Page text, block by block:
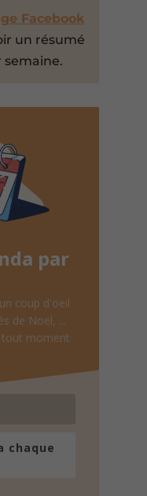
Facebook
un résumé
semaine.
par
coup d'oeil
de Noël, ...
tout moment
chaque